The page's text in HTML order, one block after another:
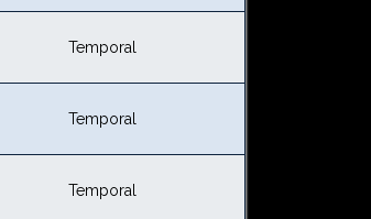
Temporal
Temporal
Temporal